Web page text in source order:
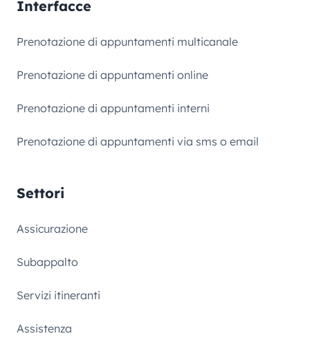
Interfacce
Prenotazione di appuntamenti multicanale
Prenotazione di appuntamenti online
Prenotazione di appuntamenti interni
Prenotazione di appuntamenti via sms o email
Settori
Assicurazione
Subappalto
Servizi itineranti
Assistenza